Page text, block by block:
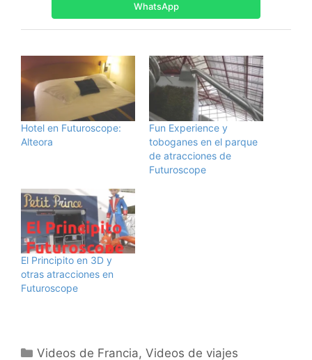
WhatsApp
Hotel en Futuroscope:
Alteora
Fun Experience y
toboganes en el parque
de atracciones de
Futuroscope
El Principito en 3D y
otras atracciones en
Futuroscope
Categorías
Videos de Francia,Videos de viajes